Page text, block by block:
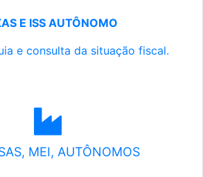
E ISS AUTÔNOMO
e consulta da situação fiscal.
MEI, AUTÔNOMOS